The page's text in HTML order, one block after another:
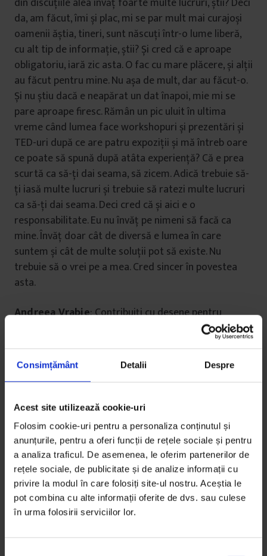
Consimțământ Detalii Despre
Acest site utilizează cookie-uri
Folosim cookie-uri pentru a personaliza conținutul și
anunțurile, pentru a oferi funcții de rețele sociale și pentru
a analiza traficul. De asemenea, le oferim partenerilor de
rețele sociale, de publicitate și de analize informații cu
privire la modul în care folosiți site-ul nostru. Aceștia le
pot combina cu alte informații oferite de dvs. sau culese
în urma folosirii serviciilor lor.
da, am făcut, îmi și plac, mi se par mult mai curajoși
oamenii ăștia, tineri, sunt născuți într-o lume liberă,
cu alt tip de informație, știi? Și cred că e aproape
obligatoriu, iară zic asta. O fac cu mare plăcere, și alții
au făcut pentru mine. Nu așa de mult, dar au făcut-o.
Și nu știu dacă e neapărat un dat înapoi, mie mi se
pare aproape firesc. Rămân un pic uluit în ultima
vreme când lumea face workshopuri și prezentări și
TED-uri după ce are patru expoziții și mă întreb oare
ce poate să spună după atâta experiență? Că e prea
scurtă ca să-ți dai seama, să zicem. Adică trebuie să-
ți iasă multe lucruri și trebuie să ratezi multe lucruri
ca să-ți dai seama. Deci cred că și aici e o
responsabilitate. Eu nu învăț pe nimeni să facă ca
mine. Învăț doar cât de diversă e lumea în care
suntem și cât de multe soluții pot să existe. Nu
trebuie să o vrei pe a mea. Cred sincer în povestea
asta.
Andreea Vrabie: Contribuiți cu desene pentru
proteste, acțiuni civice, asociații de tineret.
Dan Perjovschi:
Pentru lucrări de diplomă. Pot să
folosesc desenul ăsta, că e cam plictisitoare lucrarea
Andreea Vrabie: Sunt curioasă ce propuneri refuzați
sau după ce criterii acceptați ceva.
Dan Perjovschi : Eu sunt un avocat al bulei cristaline.
Adică știu că e teoria asta că noi suntem în bulă, nu
înțelegem restul lumii. Băi, nu ieși la bere cu cineva
care nu-ți place. Deci în bula mea vreau să am oameni
printr-o, să zicem, un social media în care deja am